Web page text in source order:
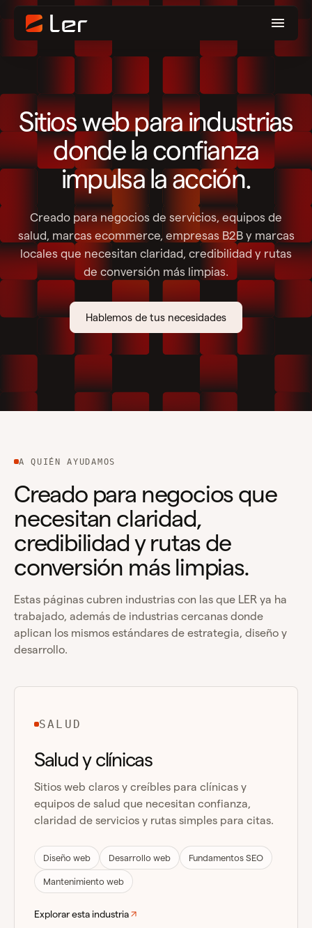
Sitios web para industrias
donde la confianza
impulsa la acción.
Creado para negocios de servicios, equipos de
salud, marcas ecommerce, empresas B2B y marcas
locales que necesitan claridad, credibilidad y rutas
de conversión más limpias.
Hablemos de tus necesidades
A QUIÉN AYUDAMOS
Creado para negocios que
necesitan claridad,
credibilidad y rutas de
conversión más limpias.
Estas páginas cubren industrias con las que LER ya ha
trabajado, además de industrias cercanas donde
aplican los mismos estándares de estrategia, diseño y
desarrollo.
SALUD
Salud y clínicas
Sitios web claros y creíbles para clínicas y
equipos de salud que necesitan confianza,
claridad de servicios y rutas simples para citas.
Diseño web Desarrollo web Fundamentos SEO
Mantenimiento web
Explorar esta industria